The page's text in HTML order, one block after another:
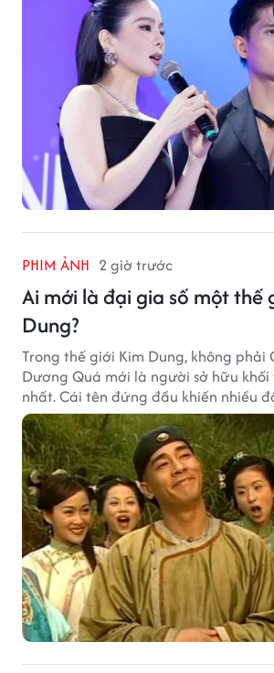
PHIM ẢNH 2 giờ trước
Ai mới là đại gia số một thế
Dung?
Trong thế giới Kim Dung, không phải
Dương Quá mới là người sở hữu
nhất. Cái tên đứng đầu khiến nhiều
bởi xuất thân của nhân vật này
giống một đại hiệp.